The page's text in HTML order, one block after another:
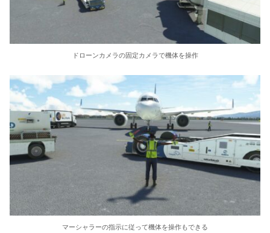
ドローンカメラの固定カメラで機体を操作
マーシャラーの指示に従って機体を操作もできる